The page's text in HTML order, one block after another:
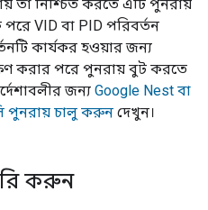
তা নিশ্চিত করতে এটি পুনরায়
VID বা PID পরিবর্তন
কার্যকর হওয়ার জন্য
করার পরে পুনরায় বুট করতে
জন্য Google Nest বা
পুনরায় চালু করুন দেখুন।
করুন